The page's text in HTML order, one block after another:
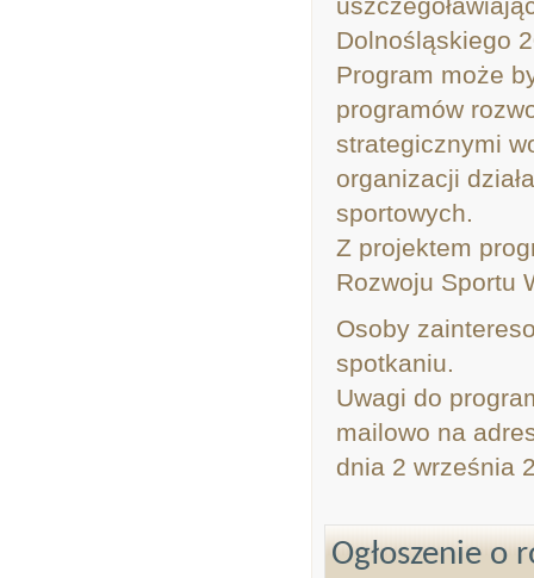
Dolnośląskiego
Program może
programów
strategicznymi
organizacji
sportowych.
Z projektem
Rozwoju Sportu
Osoby
spotkaniu.
Uwagi do
mailowo na
dnia 2
Ogłoszenie o